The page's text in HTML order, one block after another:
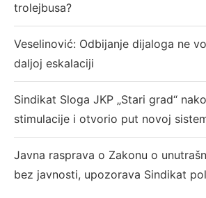
trolejbusa?
Veselinović: Odbijanje dijaloga ne
daljoj eskalaciji
Sindikat Sloga JKP „Stari grad“
stimulacije i otvorio put novoj
Javna rasprava o Zakonu o
bez javnosti, upozorava Sindikat